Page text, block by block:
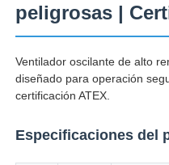
Inicio
peligrosas |
Ventilador oscilante de alto
diseñado para operación
certificación ATEX.
Especificaciones del